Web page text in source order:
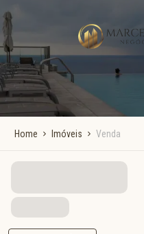
Home Imóveis Venda